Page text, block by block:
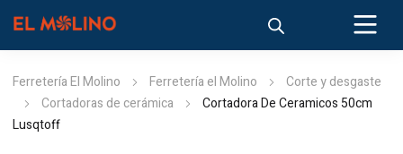
Ferretería El Molino Ferretería el Molino
Corte y desgaste
Cortadoras de cerámica
Cortadora De Ceramicos 50cm
Lusqtoff